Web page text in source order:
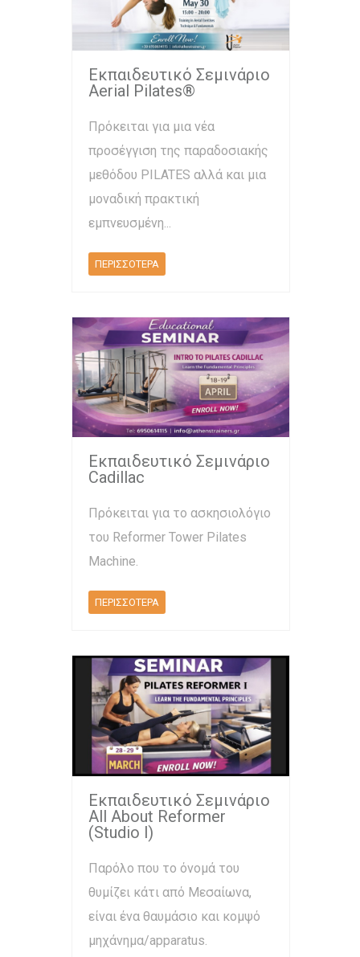
Εκπαιδευτικό Σεμινάριο
Aerial Pilates®
Πρόκειται για μια νέα
προσέγγιση της παραδοσιακής
μεθόδου PILATES αλλά και μια
μοναδική πρακτική
εμπνευσμένη...
ΠΕΡΙΣΣΟΤΕΡΑ
Εκπαιδευτικό Σεμινάριο
Cadillac
Πρόκειται για το ασκησιολόγιο
του Reformer Tower Pilates
Machine.
ΠΕΡΙΣΣΟΤΕΡΑ
Εκπαιδευτικό Σεμινάριο
All About Reformer
(Studio l)
Παρόλο που το όνομά του
θυμίζει κάτι από Μεσαίωνα,
είναι ένα θαυμάσιο και κομψό
μηχάνημα/apparatus.